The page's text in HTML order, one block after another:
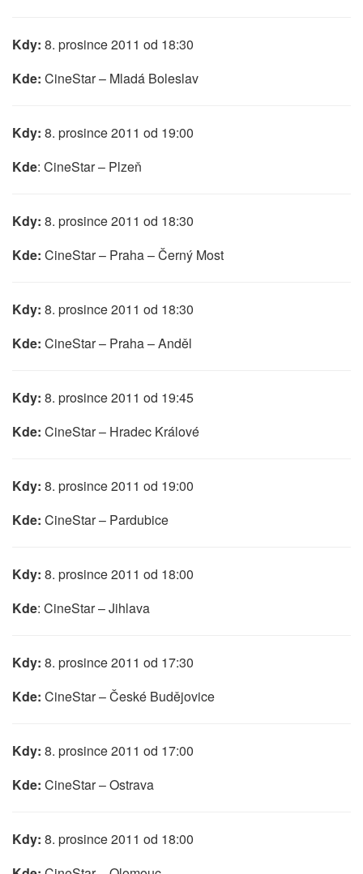
Kdy: 8. prosince 2011 od 18:30
Kde: CineStar – Mladá Boleslav
Kdy: 8. prosince 2011 od 19:00
Kde: CineStar – Plzeň
Kdy: 8. prosince 2011 od 18:30
Kde: CineStar – Praha – Černý Most
Kdy: 8. prosince 2011 od 18:30
Kde: CineStar – Praha – Anděl
Kdy: 8. prosince 2011 od 19:45
Kde: CineStar – Hradec Králové
Kdy: 8. prosince 2011 od 19:00
Kde: CineStar – Pardubice
Kdy: 8. prosince 2011 od 18:00
Kde: CineStar – Jihlava
Kdy: 8. prosince 2011 od 17:30
Kde: CineStar – České Budějovice
Kdy: 8. prosince 2011 od 17:00
Kde: CineStar – Ostrava
Kdy: 8. prosince 2011 od 18:00